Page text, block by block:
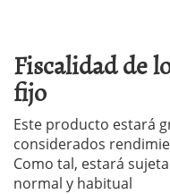
Fiscalidad de
fijo
Este producto estará
considerados
Como tal, estará
normal y habitual